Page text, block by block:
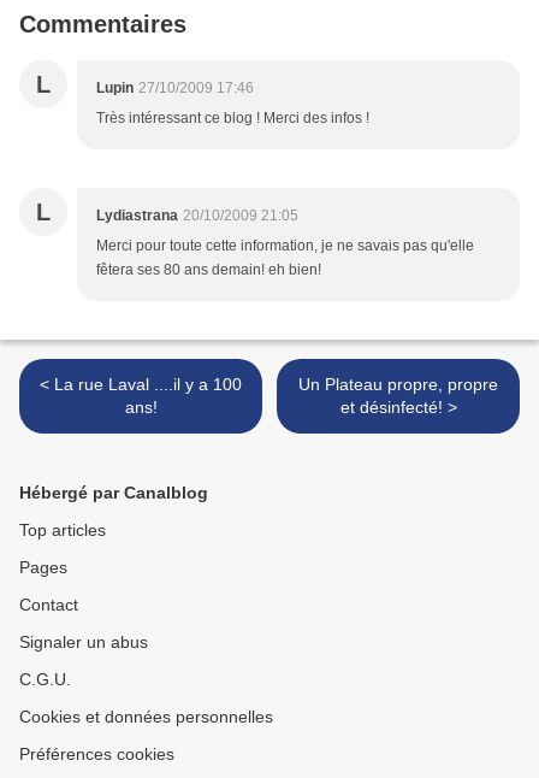
Commentaires
L Lupin 27/10/2009 17:46
Très intéressant ce blog ! Merci des infos !
L Lydiastrana 20/10/2009 21:05
Merci pour toute cette information, je ne savais pas qu'elle
fêtera ses 80 ans demain! eh bien!
< La rue Laval ....il y a 100
ans!
Un Plateau propre, propre
et désinfecté! >
Hébergé par Canalblog
Top articles
Pages
Contact
Signaler un abus
C.G.U.
Cookies et données personnelles
Préférences cookies